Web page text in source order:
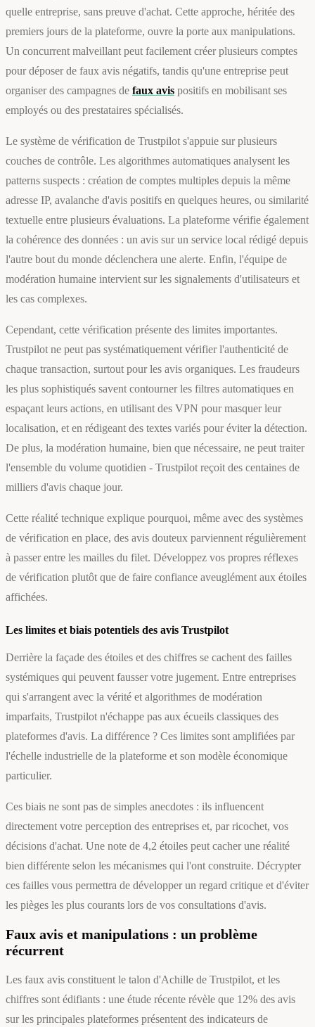
quelle entreprise, sans preuve d'achat. Cette approche, héritée des
premiers jours de la plateforme, ouvre la porte aux manipulations.
Un concurrent malveillant peut facilement créer plusieurs comptes
pour déposer de faux avis négatifs, tandis qu'une entreprise peut
organiser des campagnes de faux avis positifs en mobilisant ses
employés ou des prestataires spécialisés.
Le système de vérification de Trustpilot s'appuie sur plusieurs
couches de contrôle. Les algorithmes automatiques analysent les
patterns suspects : création de comptes multiples depuis la même
adresse IP, avalanche d'avis positifs en quelques heures, ou similarité
textuelle entre plusieurs évaluations. La plateforme vérifie également
la cohérence des données : un avis sur un service local rédigé depuis
l'autre bout du monde déclenchera une alerte. Enfin, l'équipe de
modération humaine intervient sur les signalements d'utilisateurs et
les cas complexes.
Cependant, cette vérification présente des limites importantes.
Trustpilot ne peut pas systématiquement vérifier l'authenticité de
chaque transaction, surtout pour les avis organiques. Les fraudeurs
les plus sophistiqués savent contourner les filtres automatiques en
espaçant leurs actions, en utilisant des VPN pour masquer leur
localisation, et en rédigeant des textes variés pour éviter la détection.
De plus, la modération humaine, bien que nécessaire, ne peut traiter
l'ensemble du volume quotidien - Trustpilot reçoit des centaines de
milliers d'avis chaque jour.
Cette réalité technique explique pourquoi, même avec des systèmes
de vérification en place, des avis douteux parviennent régulièrement
à passer entre les mailles du filet. Développez vos propres réflexes
de vérification plutôt que de faire confiance aveuglément aux étoiles
affichées.
Les limites et biais potentiels des avis Trustpilot
Derrière la façade des étoiles et des chiffres se cachent des failles
systémiques qui peuvent fausser votre jugement. Entre entreprises
qui s'arrangent avec la vérité et algorithmes de modération
imparfaits, Trustpilot n'échappe pas aux écueils classiques des
plateformes d'avis. La différence ? Ces limites sont amplifiées par
l'échelle industrielle de la plateforme et son modèle économique
particulier.
Ces biais ne sont pas de simples anecdotes : ils influencent
directement votre perception des entreprises et, par ricochet, vos
décisions d'achat. Une note de 4,2 étoiles peut cacher une réalité
bien différente selon les mécanismes qui l'ont construite. Décrypter
ces failles vous permettra de développer un regard critique et d'éviter
les pièges les plus courants lors de vos consultations d'avis.
Faux avis et manipulations : un problème
récurrent
Les faux avis constituent le talon d'Achille de Trustpilot, et les
chiffres sont édifiants : une étude récente révèle que 12% des avis
sur les principales plateformes présentent des indicateurs de